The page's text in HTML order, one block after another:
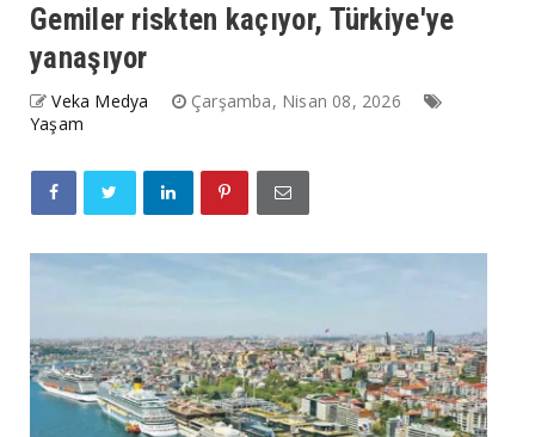
Gemiler riskten kaçıyor, Türkiye'ye
yanaşıyor
Veka Medya
Çarşamba, Nisan 08, 2026
Yaşam